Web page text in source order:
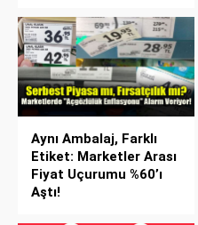
Aynı Ambalaj, Farklı
Etiket: Marketler Arası
Fiyat Uçurumu %60’ı
Aştı!